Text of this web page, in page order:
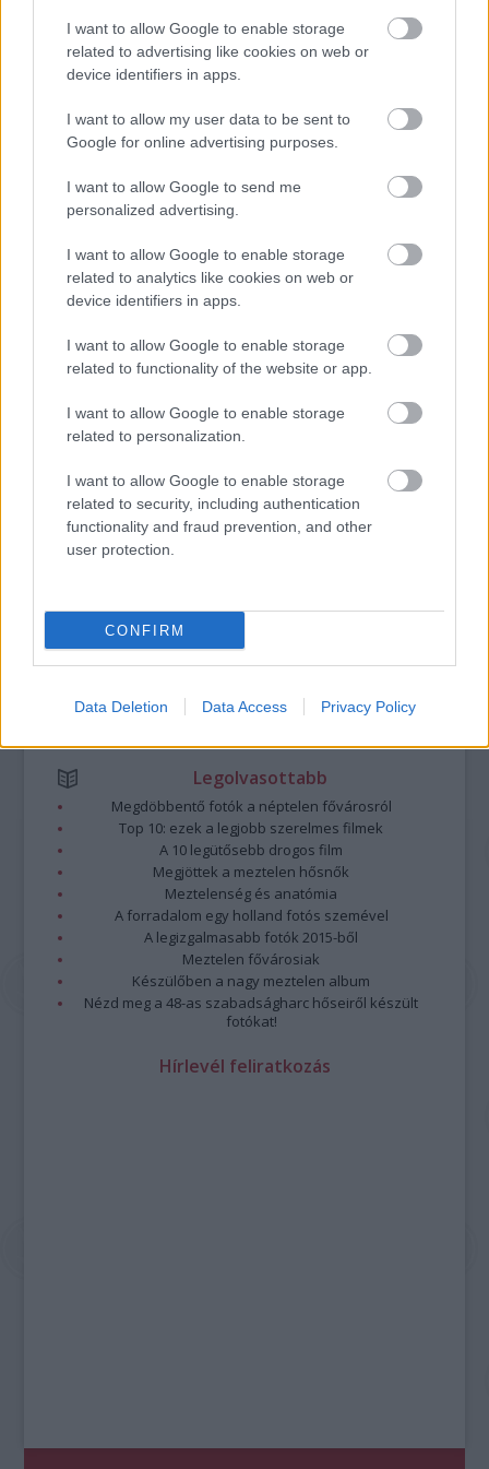
I want to allow Google to enable storage
related to advertising like cookies on web or
device identifiers in apps.
I want to allow my user data to be sent to
Google for online advertising purposes.
I want to allow Google to send me
personalized advertising.
I want to allow Google to enable storage
related to analytics like cookies on web or
device identifiers in apps.
I want to allow Google to enable storage
related to functionality of the website or app.
I want to allow Google to enable storage
related to personalization.
I want to allow Google to enable storage
related to security, including authentication
functionality and fraud prevention, and other
user protection.
CONFIRM
Data Deletion Data Access Privacy Policy
„AZ EMBERT EMBERRÉ TETTE…” – VASÁRNAP
ZÁRT A DOMBOS FEST
„NEM TÖBB EZER EMBERRE UTAZUNK, HANEM
EGY VÁLOGATOTT TÁRSASÁGRA”
A bejegyzés trackback címe:
https://kulturpart.hu/api/trackback/id/7842196
Kommentek:
vonatkozó jogszabályokértelmében felhasználói tartalomnak
minősülnek, értük a
szolgáltatás technikai
nem vállal, azokat nem ellenőrzi. Kifogás esetén forduljon a blog szerkesztőjéhez.
Legolvasottabb
Megdöbbentő fotók a néptelen fővárosról
Top 10: ezek a legjobb szerelmes filmek
A 10 legütősebb drogos film
Megjöttek a meztelen hősnők
Meztelenség és anatómia
A forradalom egy holland fotós szemével
A legizgalmasabb fotók 2015-ből
Meztelen fővárosiak
Készülőben a nagy meztelen album
Nézd meg a 48-as szabadságharc hőseiről készült
fotókat!
Hírlevél feliratkozás